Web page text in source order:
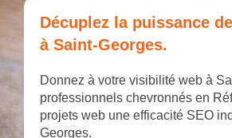
Décuplez la puissance
à Saint-Georges.
Donnez à votre visibilité web à
professionnels chevronnés en
projets web une efficacité SEO
Georges.